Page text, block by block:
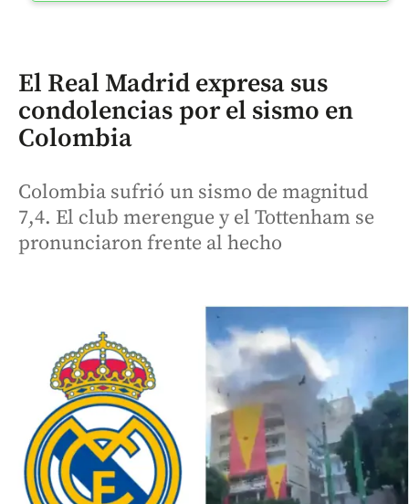
El Real Madrid expresa sus
condolencias por el sismo en
Colombia
Colombia sufrió un sismo de magnitud
7,4. El club merengue y el Tottenham se
pronunciaron frente al hecho